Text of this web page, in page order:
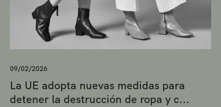
09/02/2026
La UE adopta nuevas medidas para
detener la destrucción de ropa y c...